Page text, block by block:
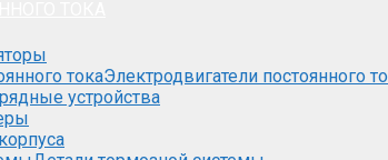
Электродвигатели постоянного
устройства